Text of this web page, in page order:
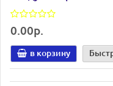
0.00р.
в корзину